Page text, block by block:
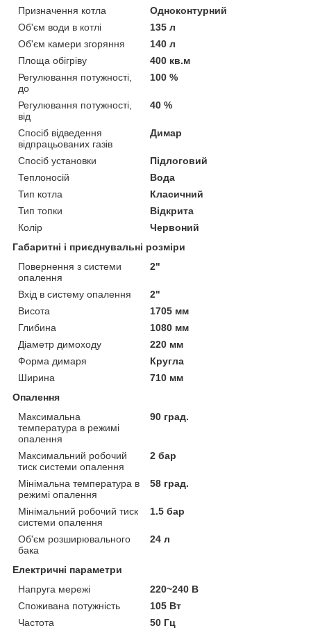
Призначення котла
Одноконтурний
Об'єм води в котлі
135 л
Об'єм камери згоряння
140 л
Площа обігріву
400 кв.м
Регулювання потужності,
до
100 %
Регулювання потужності,
від
40 %
Спосіб відведення
відпрацьованих газів
Димар
Спосіб установки
Підлоговий
Теплоносій
Вода
Тип котла
Класичний
Тип топки
Відкрита
Колір
Червоний
Габаритні і приєднувальні розміри
Повернення з системи
опалення
2"
Вхід в систему опалення
2"
Висота
1705 мм
Глибина
1080 мм
Діаметр димоходу
220 мм
Форма димаря
Кругла
Ширина
710 мм
Опалення
Максимальна
температура в режимі
опалення
90 град.
Максимальний робочий
тиск системи опалення
2 бар
Мінімальна температура в
режимі опалення
58 град.
Мінімальний робочий тиск
системи опалення
1.5 бар
Об'єм розширювального
бака
24 л
Електричні параметри
Напруга мережі
220~240 В
Споживана потужність
105 Вт
Частота
50 Гц